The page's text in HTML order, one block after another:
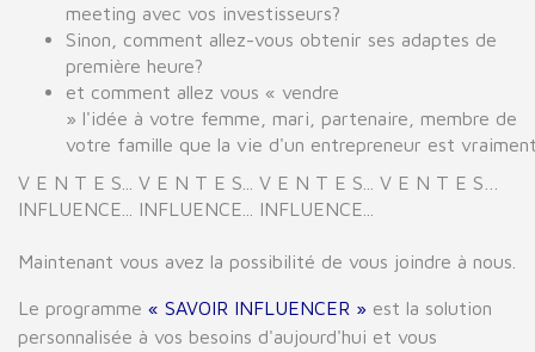
meeting avec vos investisseurs?
Sinon
comment allez-vous obtenir ses adaptes de
première heure?
et comment allez vous « vendre
» l'idée à votre femme mari
partenaire, membre de
votre famille que la vie d'un entrepreneur est
V E N T E S ... V E N T E S... V E N T E S... V E N T E S…
INFLUENCE... INFLUENCE... INFLUENCE...
Maintenant vous avez la possibilité de vous joindre à nous
Le programme « SAVOIR INFLUENCER » est la solution
personnalisée à vos besoins d'aujourd'hui et vous